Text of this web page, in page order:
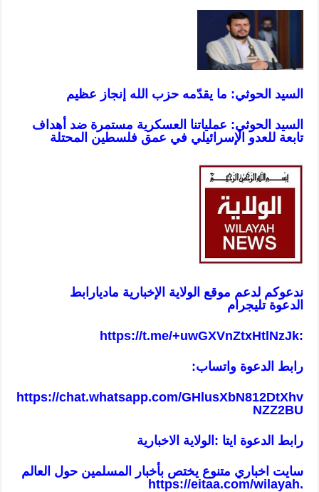
السيد الحوثي: ما يقدّمه حزب الله إنجاز عظيم
السيد الحوثي: عملياتنا العسكرية مستمرة ضد أهداف
تابعة للعدو الإسرائيلي في عمق فلسطين المحتلة
ندعوكم لدعم موقع الولاية الإخبارية ماديارابط
الدعوة تليجرام
:
https://t.me/+uwGXVnZtxHtlNzJk
رابط الدعوة واتساب:
https://chat.whatsapp.com/GHlusXbN812DtXhv
NZZ2BU
رابط الدعوة ايتا :الولاية الاخبارية
سايت اخباري متنوع يختص بأخبار المسلمين حول العالم
.
https://eitaa.com/wilayah